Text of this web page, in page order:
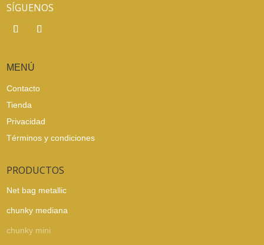
SÍGUENOS
MENÚ
Contacto
Tienda
Privacidad
Términos y condiciones
PRODUCTOS
Net bag metallic
chunky mediana
chunky mini